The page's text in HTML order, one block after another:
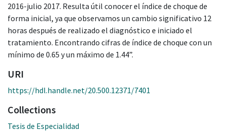
2016-julio 2017. Resulta útil conocer el índice de choque de
forma inicial, ya que observamos un cambio significativo 12
horas después de realizado el diagnóstico e iniciado el
tratamiento. Encontrando cifras de índice de choque con un
mínimo de 0.65 y un máximo de 1.44”.
URI
https://hdl.handle.net/20.500.12371/7401
Collections
Tesis de Especialidad